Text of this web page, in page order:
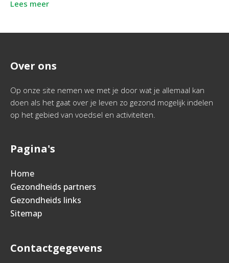
Lees meer
Over ons
Op onze site nemen we met je door wat je allemaal kan
doen als het gaat over je leven zo gezond mogelijk indelen
op het gebied van voedsel en activiteiten.
Pagina's
Home
Gezondheids partners
Gezondheids links
Sitemap
Contactgegevens